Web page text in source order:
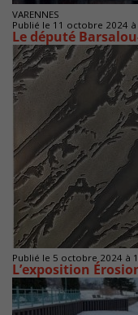
VARENNES
Publié le 11 octobre 2024
Le député
Publié le 5 octobre 2024 à
L’exposition